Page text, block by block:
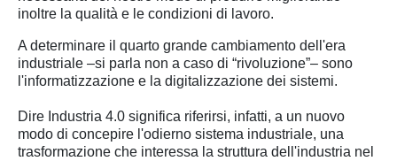
inoltre la qualità e le condizioni di lavoro.
A determinare il quarto grande cambiamento dell'era
industriale –si parla non a caso di “rivoluzione”– sono
l'informatizzazione e la digitalizzazione dei sistemi.
Dire Industria 4.0 significa riferirsi, infatti, a un nuovo
modo di concepire l'odierno sistema industriale, una
trasformazione che interessa la struttura dell'industria nel